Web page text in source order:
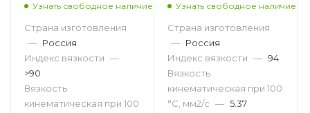
Узнать свободное наличие
Страна изготовления
— Россия
Индекс вязкости —
>90
Вязкость
кинематическая при 100
Узнать свободное наличие
Страна изготовления
— Россия
Индекс вязкости — 94
Вязкость
кинематическая при 100
°С, мм2/с — 5.37